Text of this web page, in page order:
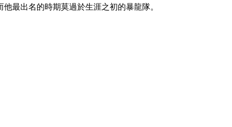
最出名的時期莫過於生涯之初的暴龍隊。